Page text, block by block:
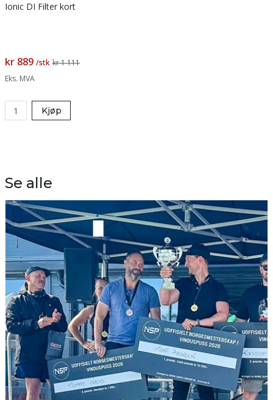
Ionic DI Filter kort
kr 889 /stk kr 1 111
Eks. MVA
Kjøp
Se alle